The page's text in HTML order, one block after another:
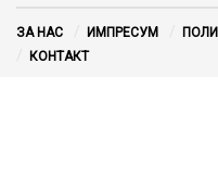
ЗА НАС ИМПРЕСУМ
КОНТАКТ